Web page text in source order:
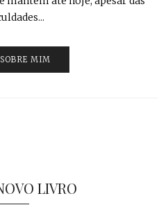
MIM
LIVRO